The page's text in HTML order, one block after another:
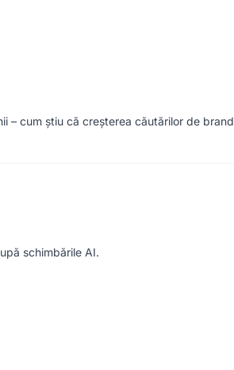
– cum știu că creșterea căutărilor de
schimbările AI.